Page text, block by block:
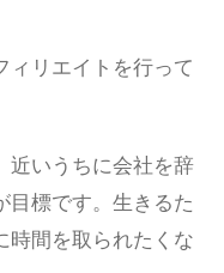
ィリエイトを行って
近いうちに会社を辞
目標です。生きるた
時間を取られたくな